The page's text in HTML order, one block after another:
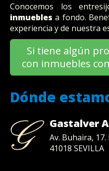
Conocemos los
inmuebles a fondo.
experiencia y de nuestra
Si tiene algún
con inmuebles
Dónde
Gastalver
Av. Buhaira, 17.
41018 SEVILLA